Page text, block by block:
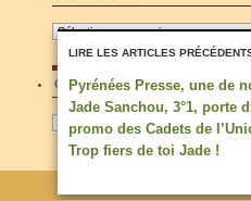
Archives
CATÉGORIES
Catégories
LIRE LES ARTICLES
Pyrénées Presse, une de
Jade Sanchou, 3°1, porte
promo des Cadets de
Trop fiers de toi Jade !